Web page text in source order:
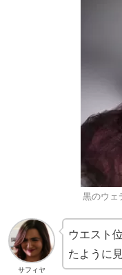
黒のウェ
サフィヤ
ウエスト
たように